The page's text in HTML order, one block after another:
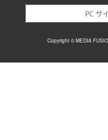
Copyright © MEDIA